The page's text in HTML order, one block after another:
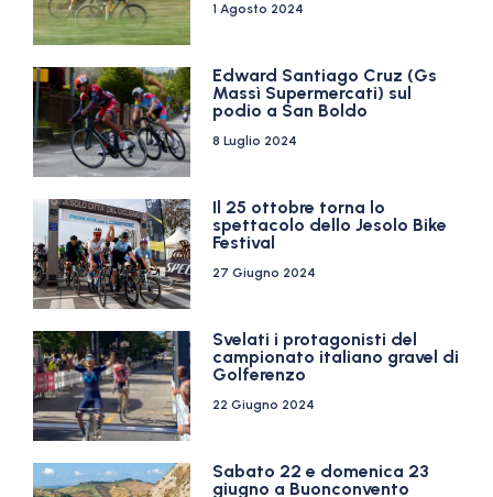
1 Agosto 2024
Edward Santiago Cruz (Gs
Massì Supermercati) sul
podio a San Boldo
8 Luglio 2024
Il 25 ottobre torna lo
spettacolo dello Jesolo Bike
Festival
27 Giugno 2024
Svelati i protagonisti del
campionato italiano gravel di
Golferenzo
22 Giugno 2024
Sabato 22 e domenica 23
giugno a Buonconvento